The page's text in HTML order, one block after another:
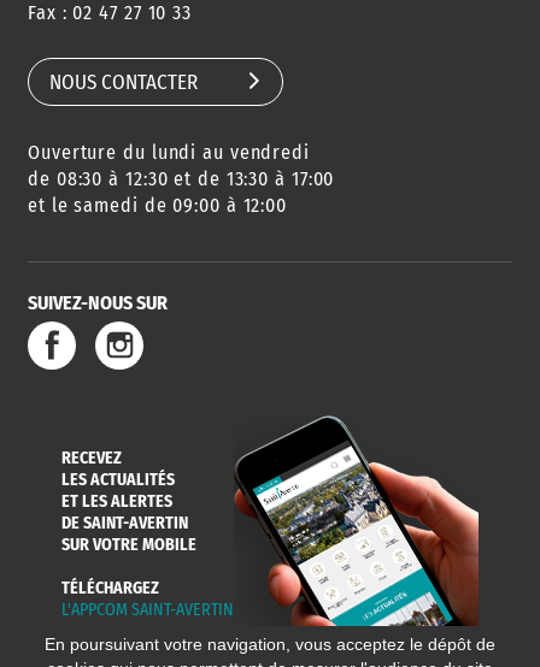
Fax : 02 47 27 10 33
NOUS CONTACTER
Ouverture du lundi au vendredi
de 08:30 à 12:30 et de 13:30 à 17:00
et le samedi de 09:00 à 12:00
SUIVEZ-NOUS SUR
RECEVEZ
LES ACTUALITÉS
ET LES ALERTES
DE SAINT-AVERTIN
SUR VOTRE MOBILE
TÉLÉCHARGEZ
L'APPCOM SAINT-AVERTIN
En poursuivant votre navigation, vous acceptez le dépôt de